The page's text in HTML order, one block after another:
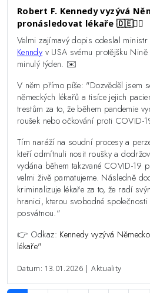
Robert F. Kennedy vyzývá
pronásledovat lékaře 🇩🇪👨‍⚕️
Velmi zajímavý dopis odeslal
Kenndy v USA svému protějšku Nině
minulý týden. ✉️
V něm přímo píše: "Dozvěděl jsem
německých lékařů a tisíce jejich
trestům za to, že během pandemie
roušek nebo očkování proti COVID-
Tím naráží na soudní procesy a
kteří odmítnuli nosit roušky a
vydána během takzvané COVID-19
velmi živě pamatujeme. Následně
kriminalizuje lékaře za to, že radí
hranici, kterou svobodné společnosti
posvátnou.“
👉 Odkaz: Kennedy vyzývá
lékaře"
Datum: 13.01.2026 | Aktuality